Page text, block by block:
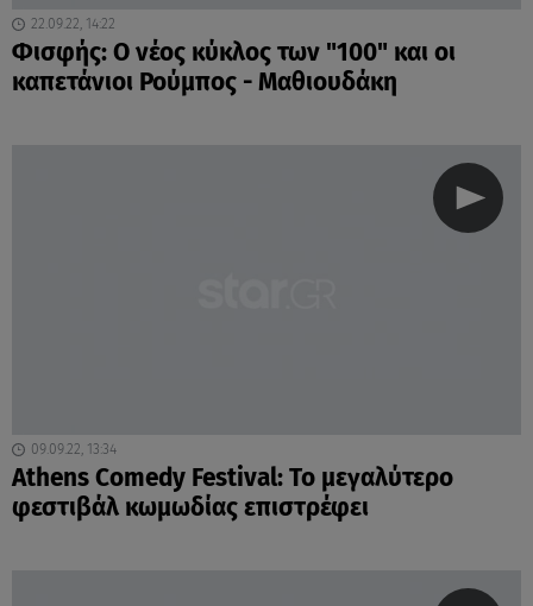
22.09.22, 14:22
Φισφής: Ο νέος κύκλος των "100" και οι
καπετάνιοι Ρούμπος - Μαθιουδάκη
09.09.22, 13:34
Athens Comedy Festival: Το μεγαλύτερο
φεστιβάλ κωμωδίας επιστρέφει